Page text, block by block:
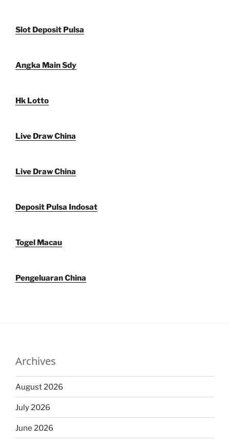
Slot Deposit Pulsa
Angka Main Sdy
Hk Lotto
Live Draw China
Live Draw China
Deposit Pulsa Indosat
Togel Macau
Pengeluaran China
Archives
August 2026
July 2026
June 2026